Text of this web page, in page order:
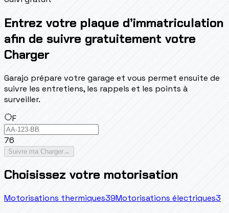
Entrez votre plaque d’immatriculation
afin de suivre gratuitement votre
Charger
Garajo prépare votre garage et vous permet ensuite de
suivre les entretiens, les rappels et les points à
surveiller.
F
76
Suivre ma Charger→
Choisissez votre motorisation
Motorisations thermiques39Motorisations électriques3